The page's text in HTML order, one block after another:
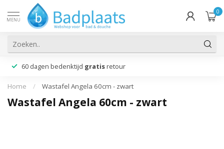
MENU
0
60 dagen bedenktijd gratis retour
Home / Wastafel Angela 60cm - zwart
Wastafel Angela 60cm - zwart